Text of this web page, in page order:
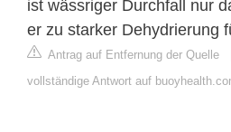
ist wässriger Durchfall nur
er zu starker Dehydrierung
Antrag auf Entfernung der Quelle
vollständige Antwort auf